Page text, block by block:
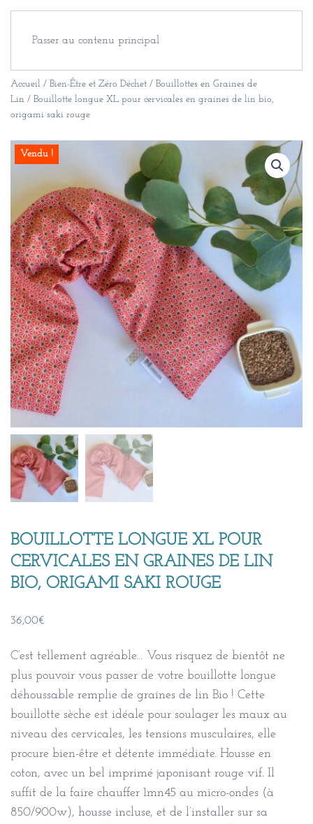
Passer au contenu principal
Accueil / Bien-Être et Zéro Déchet / Bouillottes en Graines de
Lin / Bouillotte longue XL pour cervicales en graines de lin bio,
origami saki rouge
Vendu !
BOUILLOTTE LONGUE XL POUR
CERVICALES EN GRAINES DE LIN
BIO, ORIGAMI SAKI ROUGE
36,00€
C’est tellement agréable… Vous risquez de bientôt ne
plus pouvoir vous passer de votre bouillotte longue
déhoussable remplie de graines de lin Bio ! Cette
bouillotte sèche est idéale pour soulager les maux au
niveau des cervicales, les tensions musculaires, elle
procure bien-être et détente immédiate. Housse en
coton, avec un bel imprimé japonisant rouge vif. Il
suffit de la faire chauffer 1mn45 au micro-ondes (à
850/900w), housse incluse, et de l’installer sur sa